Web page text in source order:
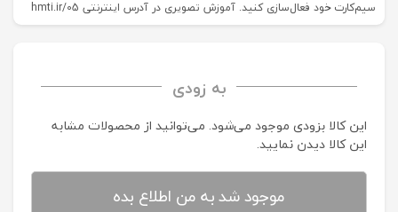
سیم‌کارت خود فعال‌سازی کنید. آموزش تصویری در آدرس اینترنتی hmti.ir/05
به زودی
این کالا بزودی موجود می‌شود. می‌توانید از محصولات مشابه
این کالا دیدن نمایید.
موجود شد به من اطلاع بده